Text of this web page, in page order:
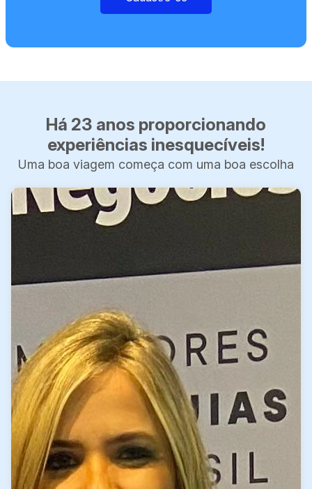
Há 23 anos proporcionando
experiências inesquecíveis!
Uma boa viagem começa com uma boa escolha